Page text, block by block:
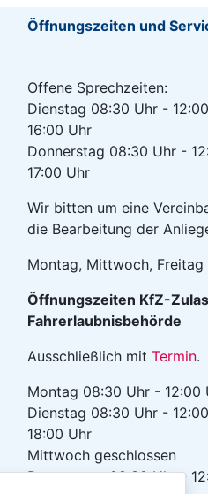
Öffnungszeiten und
Offene Sprechzeiten:
Dienstag 08:30 Uhr -
16:00 Uhr
Donnerstag 08:30 Uhr -
17:00 Uhr
Wir bitten um eine
die Bearbeitung der
Montag, Mittwoch,
Öffnungszeiten KfZ-
Fahrerlaubnisbehörde
Ausschließlich mit Termin.
Montag 08:30 Uhr - 12:00
Dienstag 08:30 Uhr -
18:00 Uhr
Mittwoch geschlossen
Donnerstag 08:30 Uhr -